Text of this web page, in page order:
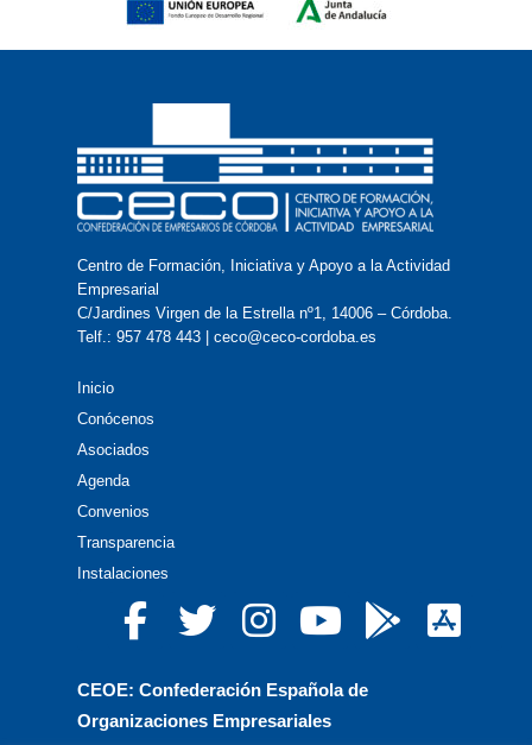
Centro de Formación, Iniciativa y Apoyo a la Actividad
Empresarial
C/Jardines Virgen de la Estrella nº1, 14006 – Córdoba.
Telf.: 957 478 443 | ceco@ceco-cordoba.es
Inicio
Conócenos
Asociados
Agenda
Convenios
Transparencia
Instalaciones
CEOE: Confederación Española de
Organizaciones Empresariales